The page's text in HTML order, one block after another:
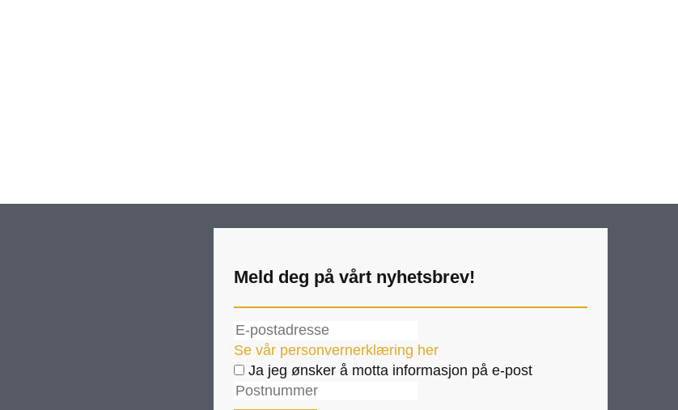
Meld deg på vårt nyhetsbrev!
Se vår personvernerklæring her
Ja jeg ønsker å motta informasjon på e-post